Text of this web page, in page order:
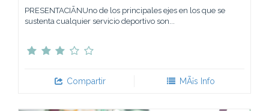
PRESENTACIÃNUno de los principales ejes en los que se
sustenta cualquier servicio deportivo son...
Compartir MÃ¡s Info